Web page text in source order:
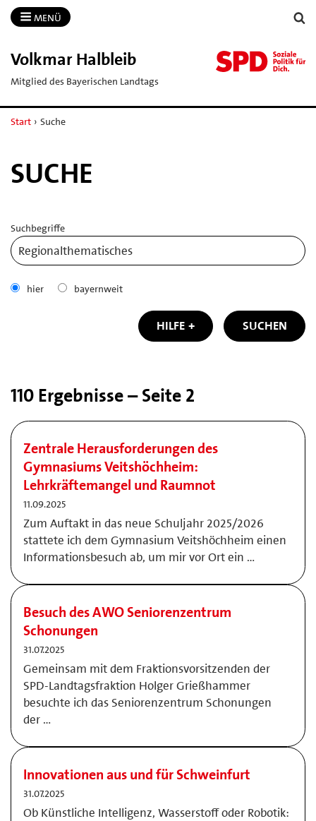
MENÜ
Volkmar Halbleib
Mitglied des Bayerischen Landtags
Start › Suche
SUCHE
Suchbegriffe
hier bayernweit
HILFE SUCHEN
110 Ergebnisse – Seite 2
Zentrale Herausforderungen des
Gymnasiums Veitshöchheim:
Lehrkräftemangel und Raumnot
11.09.2025
Zum Auftakt in das neue Schuljahr 2025/2026
stattete ich dem Gymnasium Veitshöchheim einen
Informationsbesuch ab, um mir vor Ort ein …
Besuch des AWO Seniorenzentrum
Schonungen
31.07.2025
Gemeinsam mit dem Fraktionsvorsitzenden der
SPD-Landtagsfraktion Holger Grießhammer
besuchte ich das Seniorenzentrum Schonungen
der …
Innovationen aus und für Schweinfurt
31.07.2025
Ob Künstliche Intelligenz, Wasserstoff oder Robotik: